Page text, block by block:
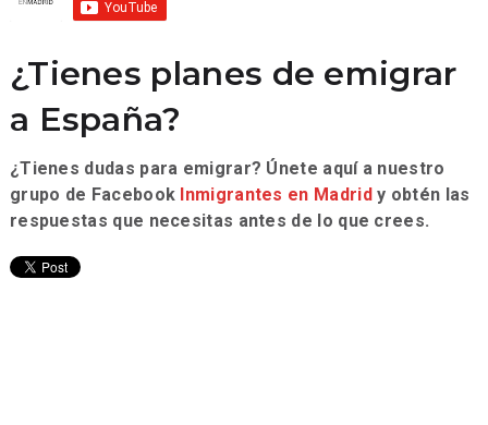
¿Tienes planes de emigrar
a España?
¿Tienes dudas para emigrar? Únete aquí a nuestro
grupo de Facebook Inmigrantes en Madridy obtén las
respuestas que necesitas antes de lo que crees.